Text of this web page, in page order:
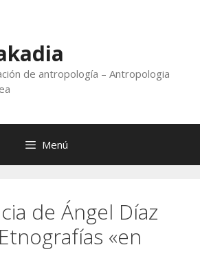
de antropología – Antropologia
Menú
de Ángel Díaz
«en